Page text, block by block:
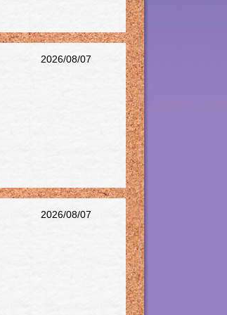
2026/08/07
2026/08/07